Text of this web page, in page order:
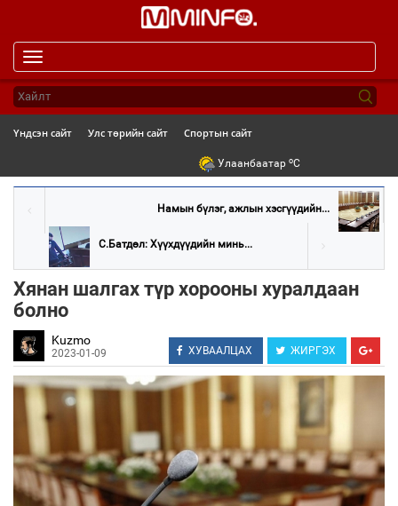
navigation
Үндсэн сайт Улс төрийн сайт Спортын сайт
Улаанбаатар oC
Намын бүлэг, ажлын хэсгүүдийн...
С.Батдөл: Хүүхдүүдийн минь...
Хянан шалгах түр хорооны хуралдаан
болно
Kuzmo
2023-01-09 ХУВААЛЦАХ ЖИРГЭХ